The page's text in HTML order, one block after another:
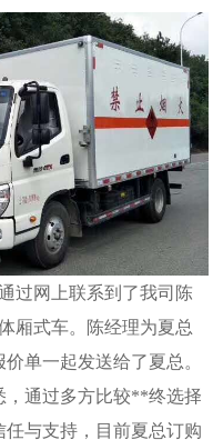
过网上联系到了我司陈
厢式车。陈经理为夏总
单一起发送给了夏总。
，通过多方比较**终选择
与支持，目前夏总订购